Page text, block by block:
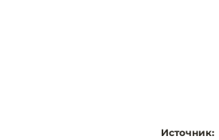
Источник: